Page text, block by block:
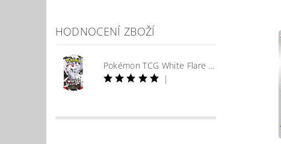
HODNOCENÍ ZBOŽÍ
Pokémon TCG White Flare Booster
|